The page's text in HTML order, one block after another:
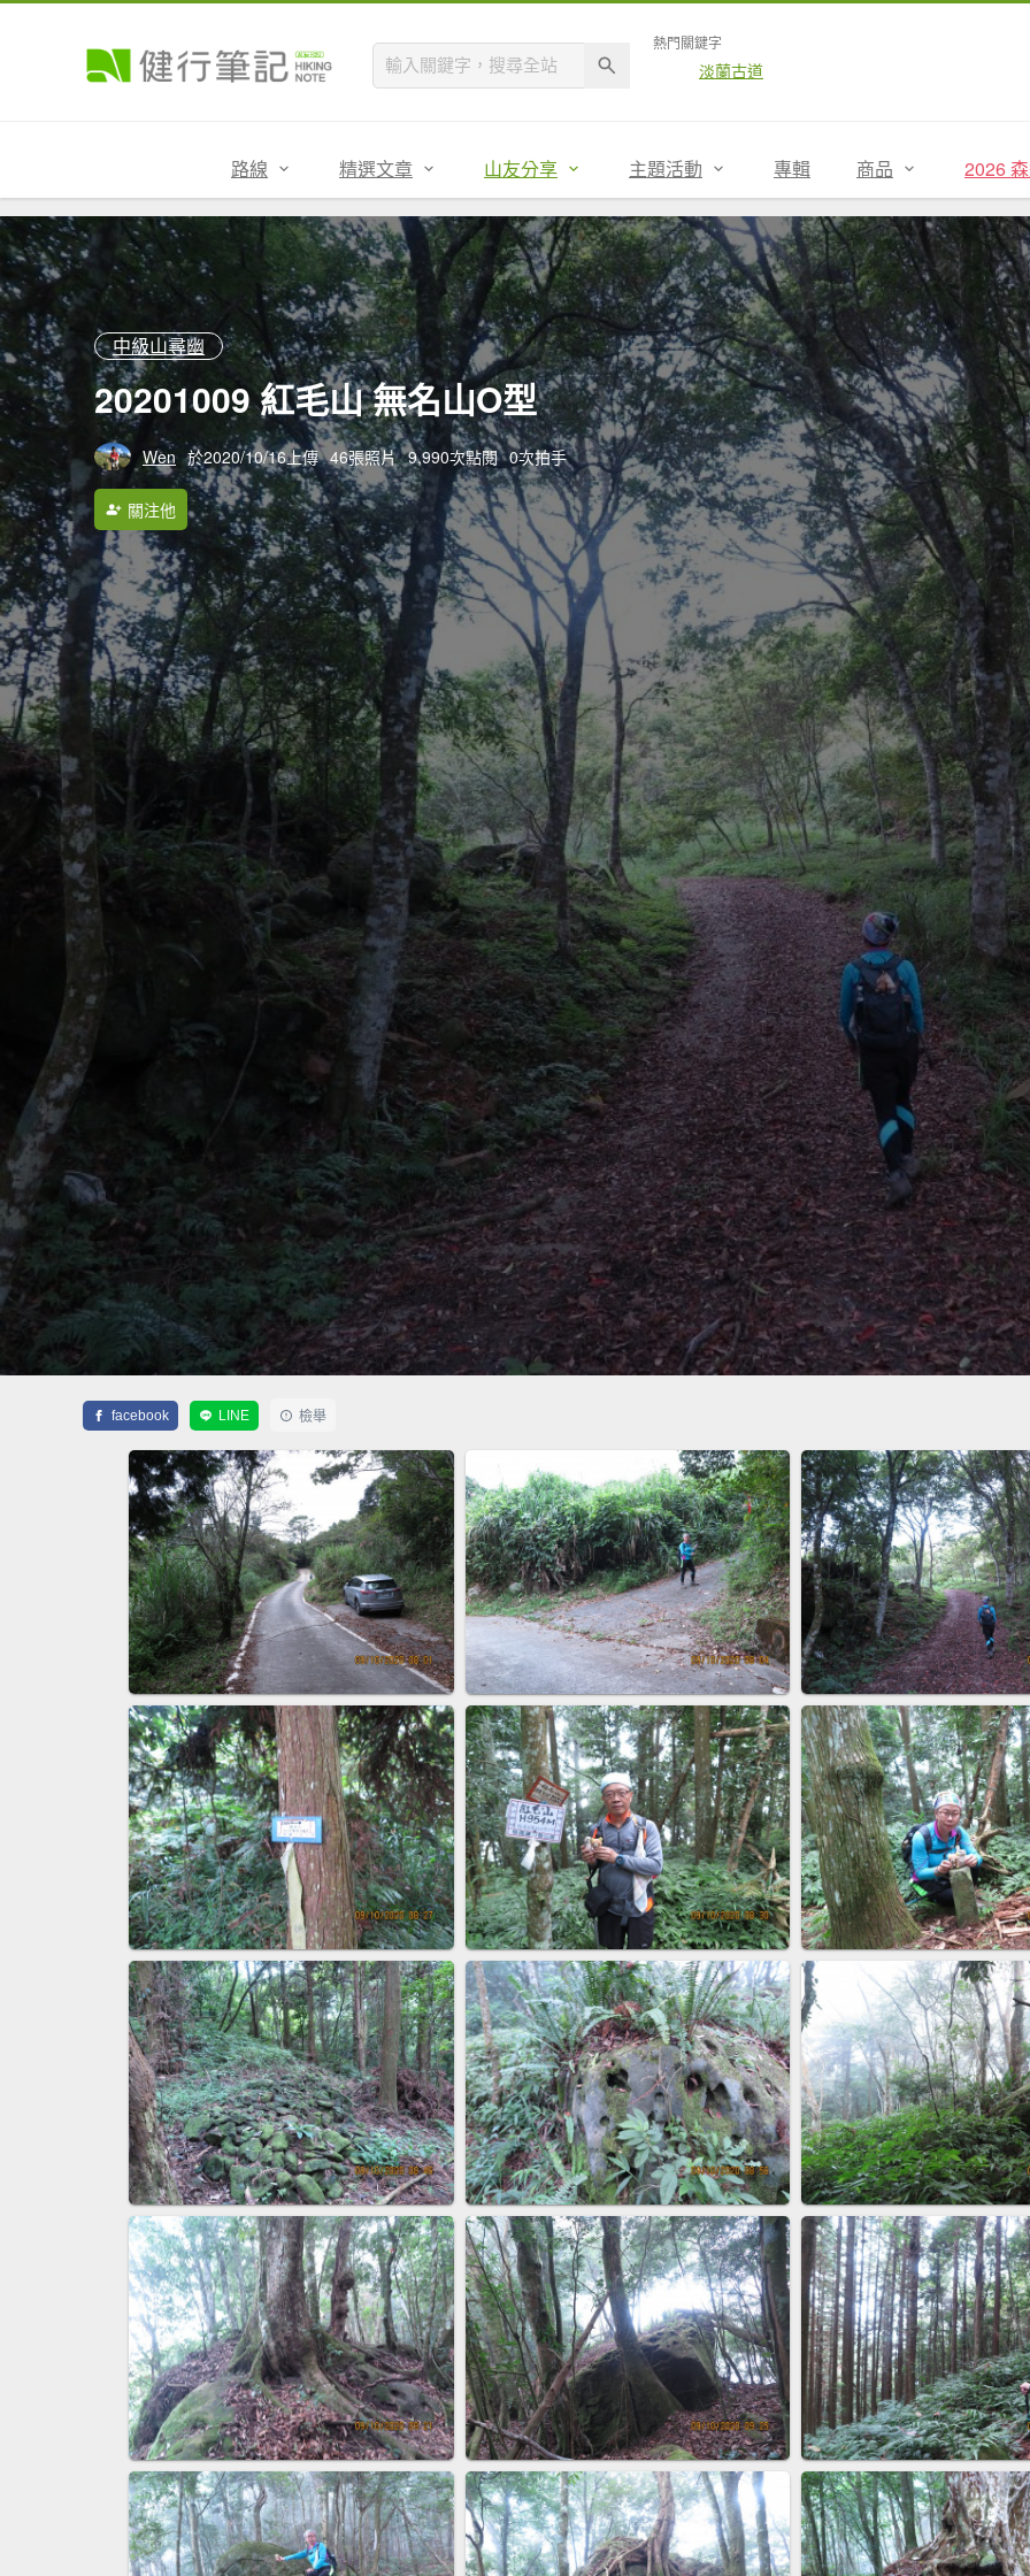
熱門關鍵字
淡蘭古道
路線 精選文章 山友分享 主題活動 專輯 商品 2026
中級山尋幽
20201009 紅毛山 無名山O型
Wen 於2020/10/16上傳 46張照片 9,990次點閱 0次拍手
關注他
facebook LINE 檢舉